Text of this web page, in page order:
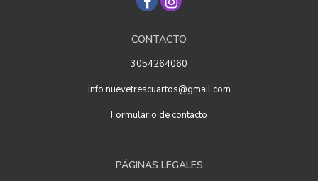
CONTACTO
3054264060
info.nuevetrescuartos@gmail.com
Formulario de contacto
PÁGINAS LEGALES